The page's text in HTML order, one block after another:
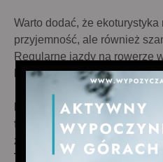
Warto dodać, że
przyjemność, ale również
Regularne jazdy na rowerze
kondycję fizyczną, a także
Podsumowując,
forma wypoczynku dla
zdrowie, ekologię i chcą
To także szansa na